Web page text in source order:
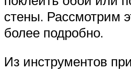
стены. Рассмотрим
более подробно.
Из инструментов